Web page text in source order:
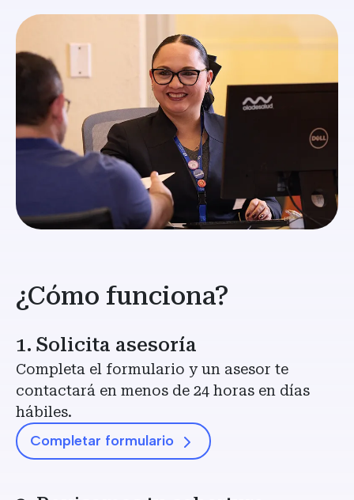
¿Cómo funciona?
1. Solicita asesoría
Completa el formulario y un asesor te
contactará en menos de 24 horas en días
hábiles.
Completar formulario